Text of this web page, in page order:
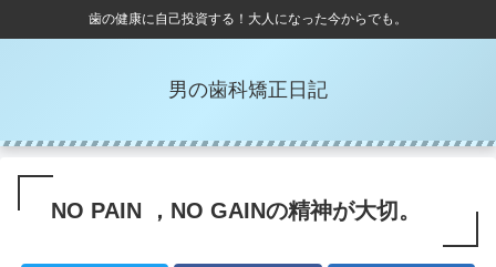
歯の健康に自己投資する！大人になった今からでも。
男の歯科矯正日記
NO PAIN ，NO GAINの精神が大切。